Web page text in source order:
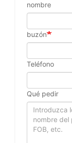
nombre
buzón
Teléfono
Qué pedir